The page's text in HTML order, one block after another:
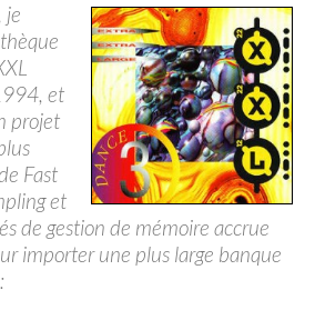
je
et
projet
Fast
et
de gestion de mémoire accrue
importer une plus large banque